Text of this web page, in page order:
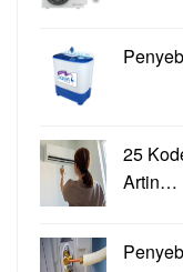
25
Artin…